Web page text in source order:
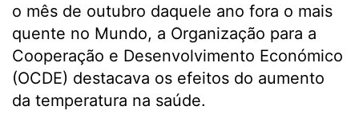
o mês de outubro daquele ano fora o mais
quente no Mundo, a Organização para a
Cooperação e Desenvolvimento Económico
(OCDE) destacava os efeitos do aumento
da temperatura na saúde.